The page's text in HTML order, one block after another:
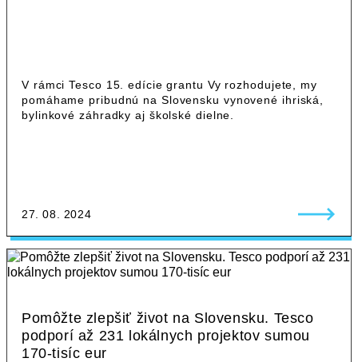
V rámci Tesco 15. edície grantu Vy rozhodujete, my
pomáhame pribudnú na Slovensku vynovené ihriská,
bylinkové záhradky aj školské dielne.
27. 08. 2024
Pomôžte zlepšiť život na Slovensku. Tesco
podporí až 231 lokálnych projektov sumou
170-tisíc eur